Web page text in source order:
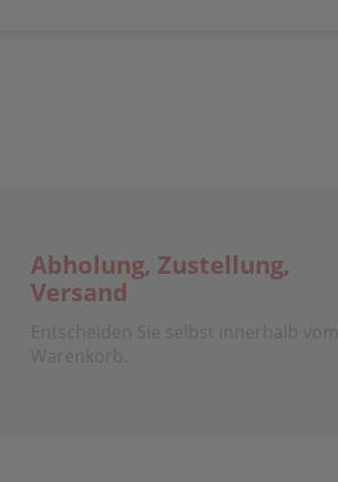
Abholung, Zustellung,
Versand
Entscheiden Sie selbst innerhalb vom
Warenkorb.